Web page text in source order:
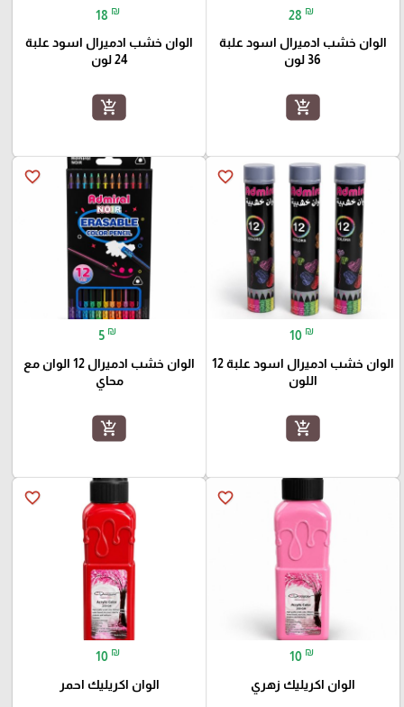
28 ₪
الوان خشب ادميرال اسود علبة
36 لون
add_shopping_cart
18 ₪
الوان خشب ادميرال اسود علبة
24 لون
add_shopping_cart
favorite_border
10 ₪
الوان خشب ادميرال اسود علبة 12
اللون
add_shopping_cart
favorite_border
5 ₪
الوان خشب ادميرال 12 الوان مع
محاي
add_shopping_cart
favorite_border
10 ₪
الوان اكريليك زهري
favorite_border
10 ₪
الوان اكريليك احمر